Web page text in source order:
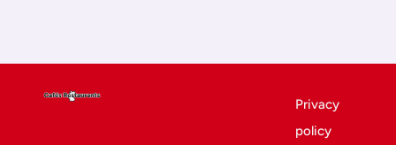
Privacy
policy